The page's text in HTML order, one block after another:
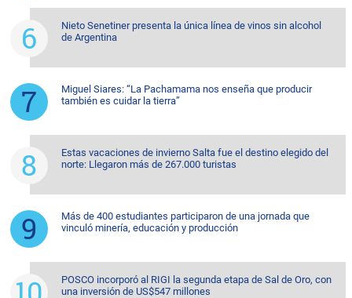
Nieto Senetiner presenta la única línea de vinos sin alcohol
de Argentina
Miguel Siares: “La Pachamama nos enseña que producir
también es cuidar la tierra”
Estas vacaciones de invierno Salta fue el destino elegido del
norte: Llegaron más de 267.000 turistas
Más de 400 estudiantes participaron de una jornada que
vinculó minería, educación y producción
POSCO incorporó al RIGI la segunda etapa de Sal de Oro, con
una inversión de US$547 millones